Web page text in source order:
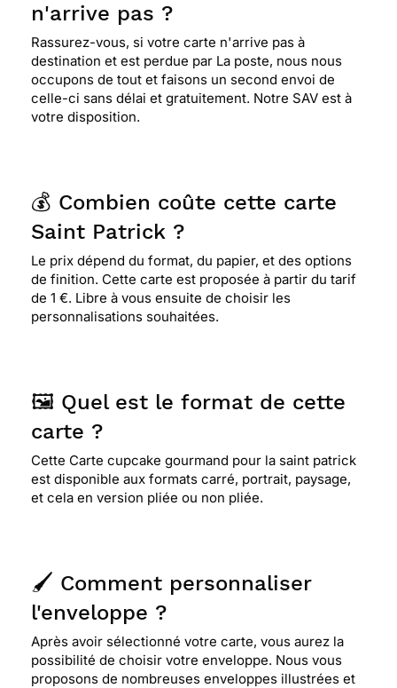
n'arrive pas ?
Rassurez-vous, si votre carte n'arrive pas à
destination et est perdue par La poste, nous nous
occupons de tout et faisons un second envoi de
celle-ci sans délai et gratuitement. Notre SAV est à
votre disposition.
💰 Combien coûte cette carte
Saint Patrick ?
Le prix dépend du format, du papier, et des options
de finition. Cette carte est proposée à partir du tarif
de 1 €. Libre à vous ensuite de choisir les
personnalisations souhaitées.
🖼️ Quel est le format de cette
carte ?
Cette Carte cupcake gourmand pour la saint patrick
est disponible aux formats carré, portrait, paysage,
et cela en version pliée ou non pliée.
🖌️ Comment personnaliser
l'enveloppe ?
Après avoir sélectionné votre carte, vous aurez la
possibilité de choisir votre enveloppe. Nous vous
proposons de nombreuses enveloppes illustrées et